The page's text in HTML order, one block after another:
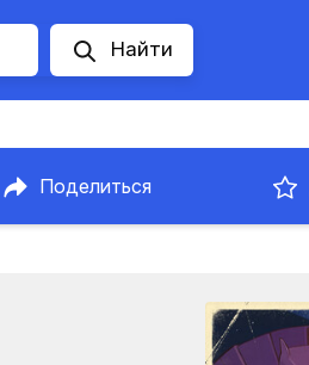
Найти
Поделиться